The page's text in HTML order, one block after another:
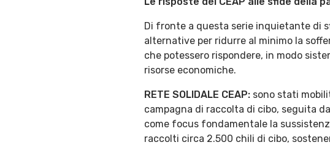
Di fronte a questa serie inquietante di
alternative per ridurre al minimo la
che potessero rispondere, in modo
risorse economiche.
RETE SOLIDALE CEAP: sono stati
campagna di raccolta di cibo, seguita
come focus fondamentale la
raccolti circa 2.500 chili di cibo,